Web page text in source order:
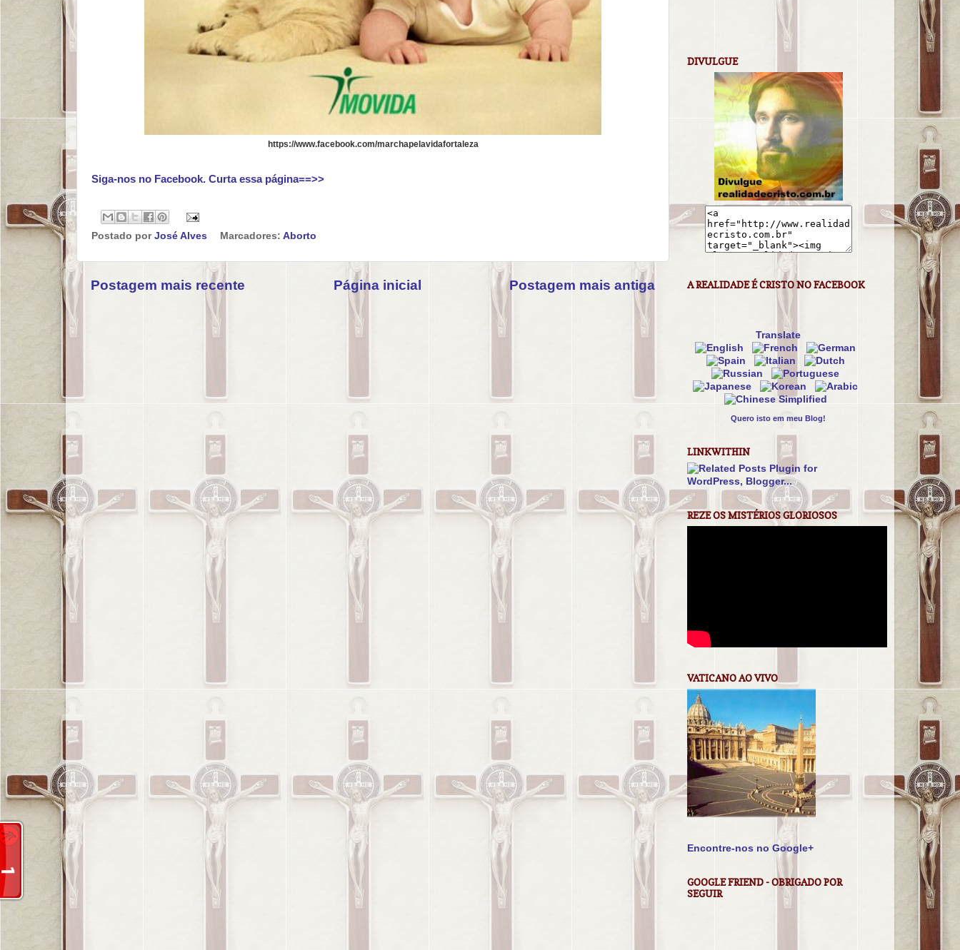
https://www.facebook.com/marchapelavidafortaleza
Siga-nos no Facebook. Curta essa página==>>
Postado por José Alves Marcadores: Aborto
Postagem mais recente Postagem mais antiga
Página inicial
DIVULGUE
A REALIDADE É CRISTO NO FACEBOOK
Translate
Quero isto em meu Blog!
LINKWITHIN
REZE OS MISTÉRIOS GLORIOSOS
VATICANO AO VIVO
Encontre-nos no Google+
GOOGLE FRIEND - OBRIGADO POR
SEGUIR